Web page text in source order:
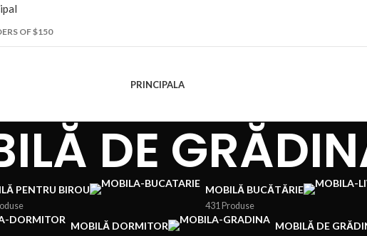
OF $150
PRINCIPALA
DE
PENTRU BIROU MOBILĂ BUCĂTĂRIE
431 Produse
MOBILĂ DORMITOR MOBILĂ DE